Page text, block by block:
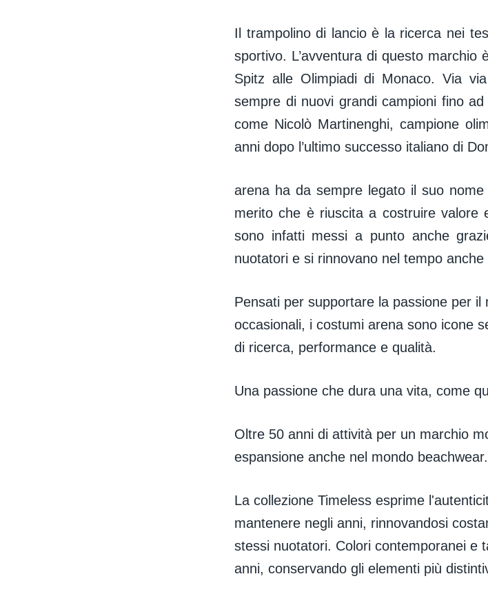
Il trampolino di lancio è la ricerca nei
sportivo. L’avventura di questo
Spitz alle Olimpiadi di Monaco. Via
sempre di nuovi grandi campioni fino
come Nicolò Martinenghi, campione
anni dopo l’ultimo successo italiano di
arena ha da sempre legato il suo
merito che è riuscita a costruire valore
sono infatti messi a punto anche
nuotatori e si rinnovano nel tempo
Pensati per supportare la passione per
occasionali, i costumi arena sono icone
di ricerca, performance e qualità.
Una passione che dura una vita, come
Oltre 50 anni di attività per un marchio
espansione anche nel mondo beachwear.
La collezione Timeless esprime
mantenere negli anni, rinnovandosi
stessi nuotatori. Colori contemporanei e
anni, conservando gli elementi più